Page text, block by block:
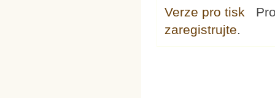
Verze pro tisk
zaregistrujte.